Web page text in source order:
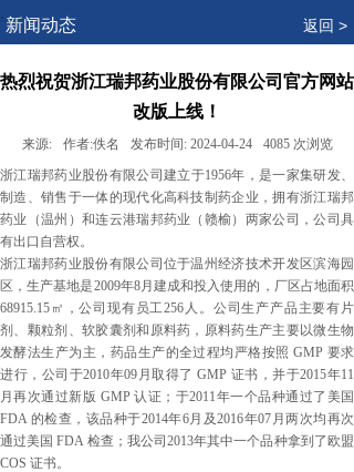
.
新闻动态 返回 >
热烈祝贺浙江瑞邦药业股份有限公司官方网站
改版上线！
来源: 作者:佚名 发布时间: 2024-04-24 4085 次浏览
浙江瑞邦药业股份有限公司建立于1956年，是一家集研发、
制造、销售于一体的现代化高科技制药企业，拥有浙江瑞邦
药业（温州）和连云港瑞邦药业（赣榆）两家公司，公司具
有出口自营权。
浙江瑞邦药业股份有限公司位于温州经济技术开发区滨海园
区，生产基地是2009年8月建成和投入使用的，厂区占地面积
68915.15㎡，公司现有员工256人。公司生产产品主要有片
剂、颗粒剂、软胶囊剂和原料药，原料药生产主要以微生物
发酵法生产为主，药品生产的全过程均严格按照 GMP 要求
进行，公司于2010年09月取得了 GMP 证书，并于2015年11
月再次通过新版 GMP 认证；于2011年一个品种通过了美国
FDA 的检查，该品种于2014年6月及2016年07月两次均再次
通过美国 FDA 检查；我公司2013年其中一个品种拿到了欧盟
COS 证书。